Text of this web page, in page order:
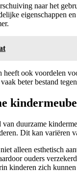
naar het
eigenschappen
ook voordelen
beter bestand
duurzame
Dit kan variëren
alleen esthetisch
ouders
kinderen zich